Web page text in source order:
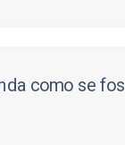
como se